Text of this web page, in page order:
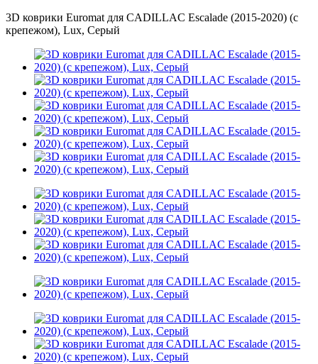
3D коврики Euromat для CADILLAC Escalade (2015-2020) (c
крепежом), Lux, Серый